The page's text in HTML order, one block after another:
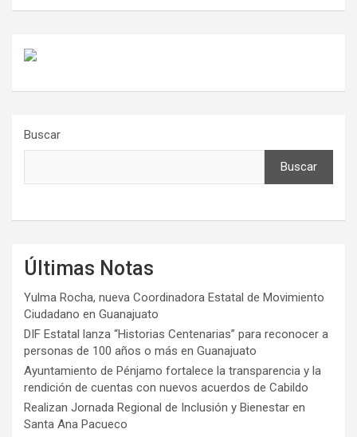
Buscar
Buscar
Últimas Notas
Yulma Rocha, nueva Coordinadora Estatal de Movimiento
Ciudadano en Guanajuato
DIF Estatal lanza “Historias Centenarias” para reconocer a
personas de 100 años o más en Guanajuato
Ayuntamiento de Pénjamo fortalece la transparencia y la
rendición de cuentas con nuevos acuerdos de Cabildo
Realizan Jornada Regional de Inclusión y Bienestar en
Santa Ana Pacueco